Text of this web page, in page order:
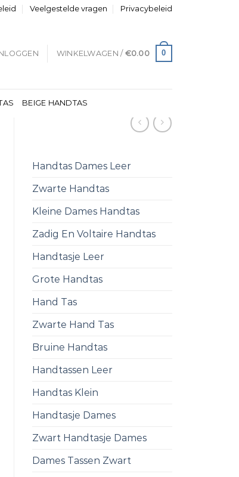
Veelgestelde vragen Privacybeleid
WINKELWAGEN / €0.00 0
BEIGE HANDTAS
Handtas Dames Leer
Zwarte Handtas
Kleine Dames Handtas
Zadig En Voltaire Handtas
Handtasje Leer
Grote Handtas
Hand Tas
Zwarte Hand Tas
Bruine Handtas
Handtassen Leer
Handtas Klein
Handtasje Dames
Zwart Handtasje Dames
Dames Tassen Zwart